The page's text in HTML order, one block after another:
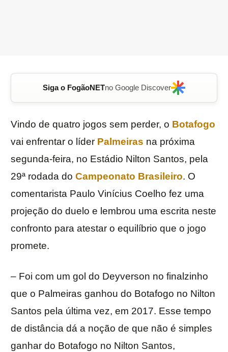
Siga o FogãoNETno Google Discover
Vindo de quatro jogos sem perder, o Botafogo
vai enfrentar o líder Palmeiras na próxima
segunda-feira, no Estádio Nilton Santos, pela
29ª rodada do Campeonato Brasileiro. O
comentarista Paulo Vinícius Coelho fez uma
projeção do duelo e lembrou uma escrita neste
confronto para atestar o equilíbrio que o jogo
promete.
– Foi com um gol do Deyverson no finalzinho
que o Palmeiras ganhou do Botafogo no Nilton
Santos pela última vez, em 2017. Esse tempo
de distância dá a noção de que não é simples
ganhar do Botafogo no Nilton Santos,